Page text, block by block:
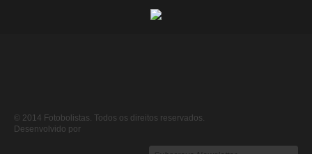
© 2014 Fotobolistas. Todos os direitos reservados.
Desenvolvido por